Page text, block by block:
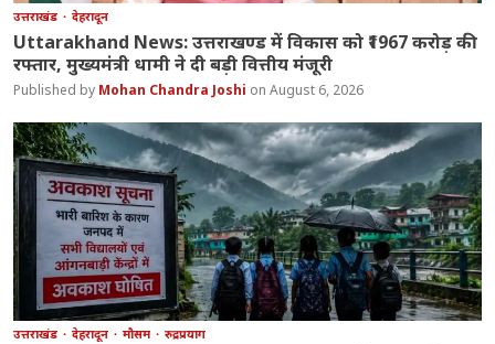
उत्तराखंड देहरादून
Uttarakhand News: उत्तराखण्ड में विकास को ₹1967 करोड़ की
रफ्तार, मुख्यमंत्री धामी ने दी बड़ी वित्तीय मंजूरी
Mohan Chandra Joshi August 6, 2026
उत्तराखंड देहरादून मौसम रुद्रप्रयाग